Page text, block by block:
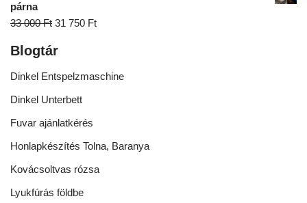
párna
33 000Ft 31 750 Ft
Blogtár
Dinkel Entspelzmaschine
Dinkel Unterbett
Fuvar ajánlatkérés
Honlapkészítés Tolna, Baranya
Kovácsoltvas rózsa
Lyukfúrás földbe